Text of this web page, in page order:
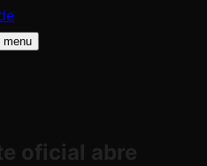
menu
oficial abre